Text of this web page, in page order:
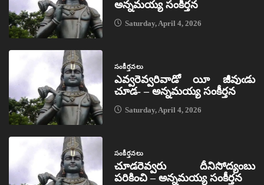
అన్నమయ్య సంకీర్తన
Saturday, April 4, 2026
సంకీర్తనలు
ఎవ్వరెవ్వరివాడో యీ జీవుఁడు
చూడ- – అన్నమయ్య సంకీర్తన
Saturday, April 4, 2026
సంకీర్తనలు
చూడరెవ్వరు దీనిసోద్యంబు
పరికించి – అన్నమయ్య సంకీర్తన